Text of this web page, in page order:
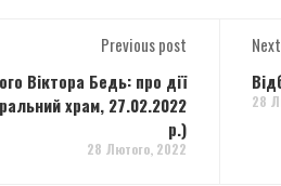
Previous post
Віктора Бедь: про дії
храм, 27.02.2022
р.)
28 Лютого, 2022
28